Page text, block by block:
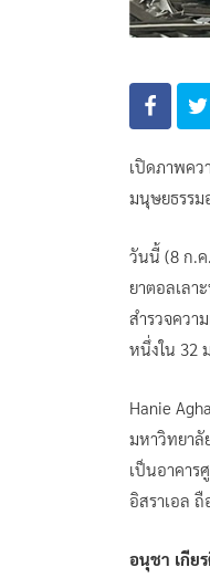
เปิดภาพคว
มนุษยธรรม
วันนี้ (8 ก.ค
ยาตอลเลา
สำรวจควา
หนึ่งใน 32
Hanie
มหาวิทยาลั
เป็นอาคาร
อิสราเอล
อนุชา เกีย